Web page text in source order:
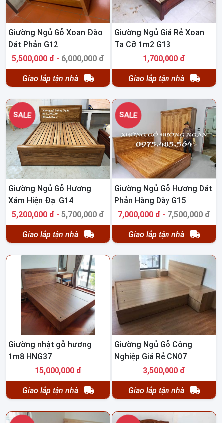
Giường Ngủ Gỗ Xoan Đào
Dát Phản G12
5,500,000 đ - 6,000,000 đ
Giao lắp tận nhà
Giường Ngủ Giá Rẻ Xoan
Ta Cỡ 1m2 G13
1,700,000 đ
Giao lắp tận nhà
SALE
Giường Ngủ Gỗ Hương
Xám Hiện Đại G14
5,200,000 đ - 5,700,000 đ
Giao lắp tận nhà
SALE
Giường Ngủ Gỗ Hương Dát
Phản Hàng Dày G15
7,000,000 đ - 7,500,000 đ
Giao lắp tận nhà
Giường nhật gỗ hương
1m8 HNG37
15,000,000 đ
Giao lắp tận nhà
Giường Ngủ Gỗ Công
Nghiệp Giá Rẻ CN07
3,500,000 đ
Giao lắp tận nhà